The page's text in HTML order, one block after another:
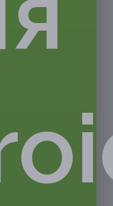
или «Девичник»;
спецверсия
с участием
18+» — для тех, кто
страсти, 3 версии
для девушек,
версия игры
окунутся в мир
от действий